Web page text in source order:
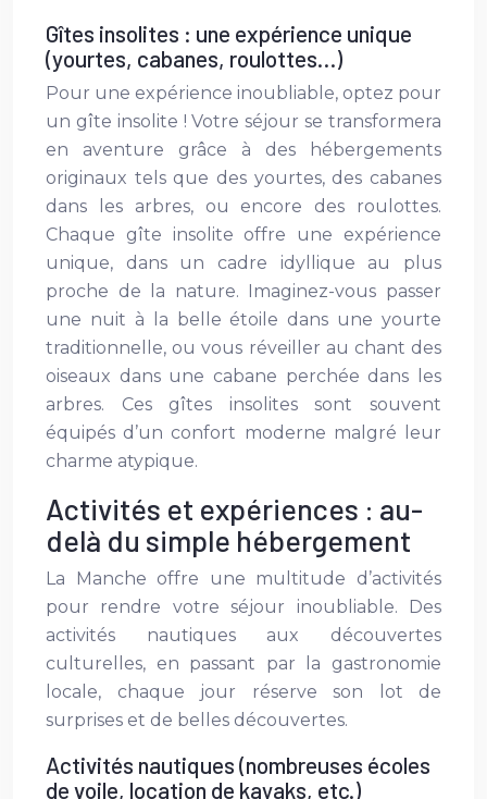
Gîtes insolites : une expérience unique
(yourtes, cabanes, roulottes…)
Pour une expérience inoubliable, optez pour
un gîte insolite ! Votre séjour se transformera
en aventure grâce à des hébergements
originaux tels que des yourtes, des cabanes
dans les arbres, ou encore des roulottes.
Chaque gîte insolite offre une expérience
unique, dans un cadre idyllique au plus
proche de la nature. Imaginez-vous passer
une nuit à la belle étoile dans une yourte
traditionnelle, ou vous réveiller au chant des
oiseaux dans une cabane perchée dans les
arbres. Ces gîtes insolites sont souvent
équipés d’un confort moderne malgré leur
charme atypique.
Activités et expériences : au-
delà du simple hébergement
La Manche offre une multitude d’activités
pour rendre votre séjour inoubliable. Des
activités nautiques aux découvertes
culturelles, en passant par la gastronomie
locale, chaque jour réserve son lot de
surprises et de belles découvertes.
Activités nautiques (nombreuses écoles
de voile, location de kayaks, etc.)